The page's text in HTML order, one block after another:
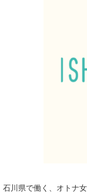
石川県で働く、オトナ